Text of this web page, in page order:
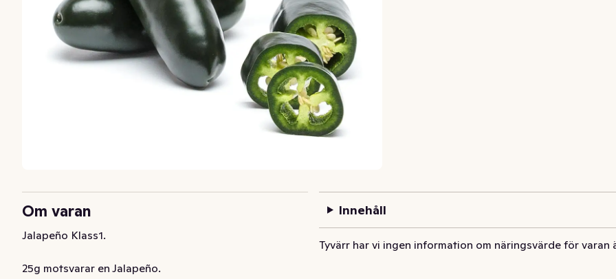
Om varan
Jalapeño Klass1.
25g motsvarar en Jalapeño.
Innehåll
Tyvärr har vi ingen information om näringsvärde för varan